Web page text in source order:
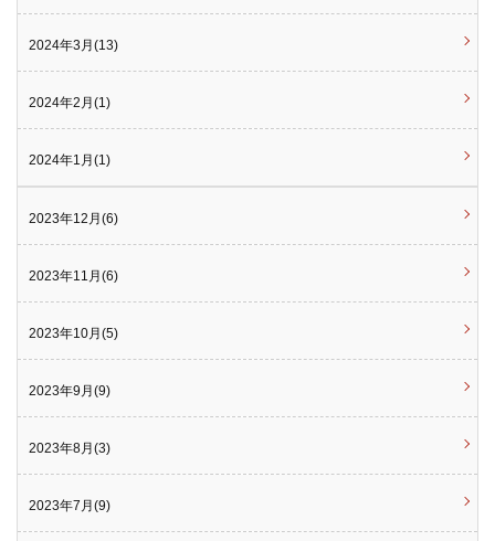
2024年3月(13)
2024年2月(1)
2024年1月(1)
2023年12月(6)
2023年11月(6)
2023年10月(5)
2023年9月(9)
2023年8月(3)
2023年7月(9)